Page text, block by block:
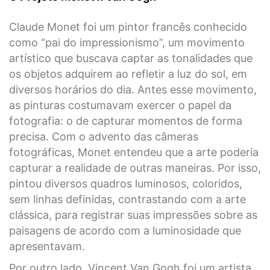
Claude Monet foi um pintor francês conhecido
como “pai do impressionismo”, um movimento
artístico que buscava captar as tonalidades que
os objetos adquirem ao refletir a luz do sol, em
diversos horários do dia. Antes esse movimento,
as pinturas costumavam exercer o papel da
fotografia: o de capturar momentos de forma
precisa. Com o advento das câmeras
fotográficas, Monet entendeu que a arte poderia
capturar a realidade de outras maneiras. Por isso,
pintou diversos quadros luminosos, coloridos,
sem linhas definidas, contrastando com a arte
clássica, para registrar suas impressões sobre as
paisagens de acordo com a luminosidade que
apresentavam.